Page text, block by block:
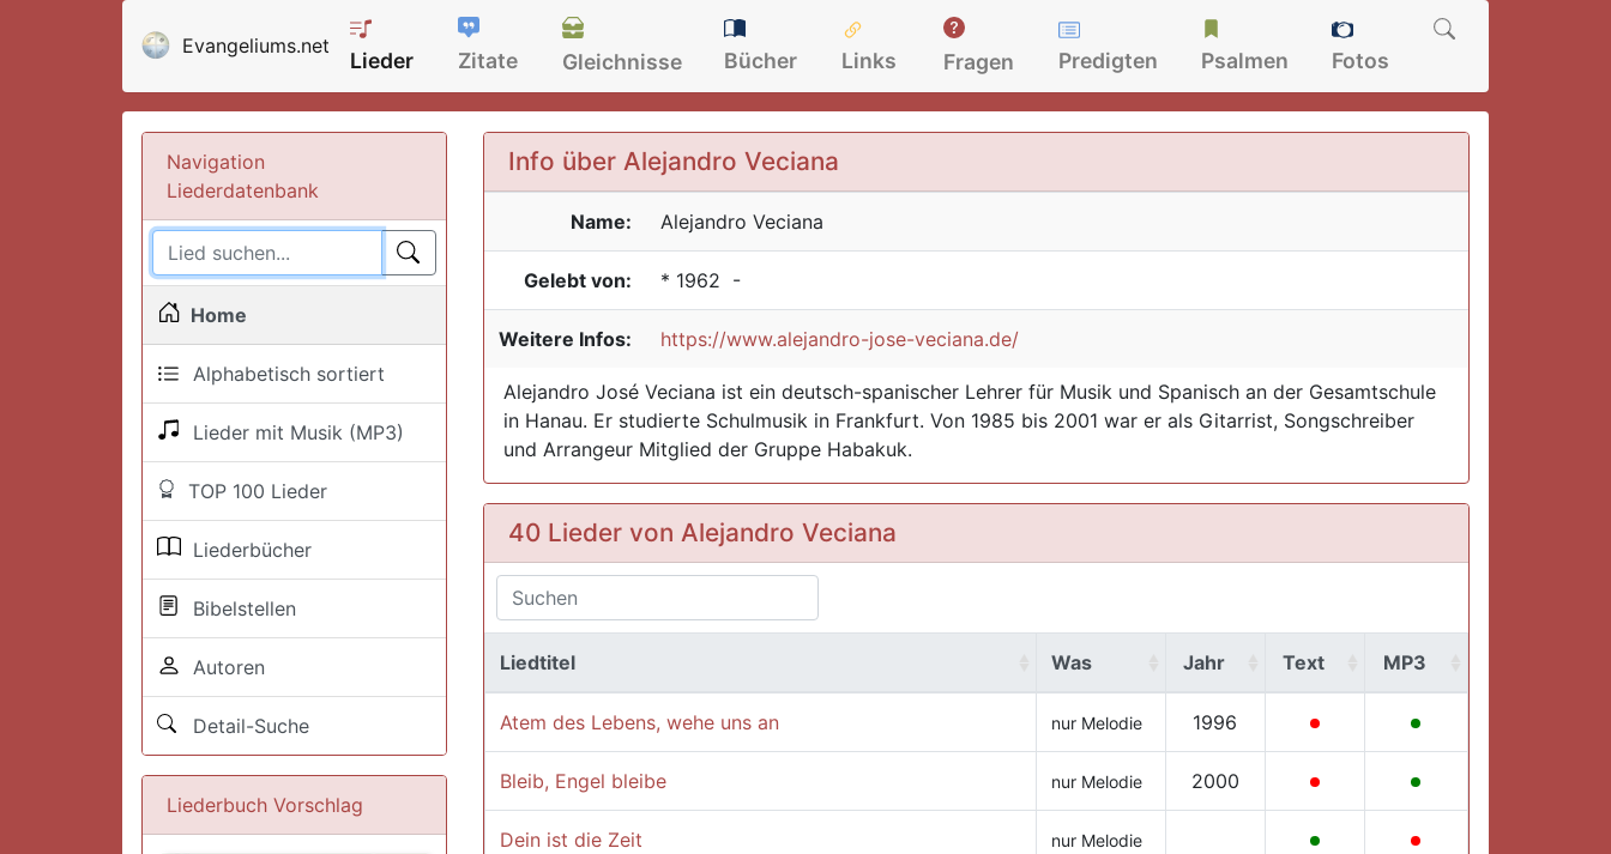
Evangeliums.net
Lieder Zitate Gleichnisse Bücher Links Fragen Predigten Psalmen Fotos
Navigation
Liederdatenbank
Home
Alphabetisch sortiert
Lieder mit Musik (MP3)
TOP 100 Lieder
Liederbücher
Bibelstellen
Autoren
Detail-Suche
Liederbuch Vorschlag
Info über Alejandro Veciana
Name: Alejandro Veciana
Gelebt von: * 1962 -
Weitere Infos: https://www.alejandro-jose-veciana.de/
Alejandro José Veciana ist ein deutsch-spanischer Lehrer für Musik und Spanisch an der Gesamtschule
in Hanau. Er studierte Schulmusik in Frankfurt. Von 1985 bis 2001 war er als Gitarrist, Songschreiber
und Arrangeur Mitglied der Gruppe Habakuk.
40 Lieder von Alejandro Veciana
Liedtitel Was Jahr Text MP3
Atem des Lebens, wehe uns an nur Melodie 1996
Bleib, Engel bleibe nur Melodie 2000
Dein ist die Zeit nur Melodie